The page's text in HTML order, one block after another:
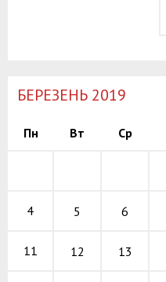
БЕРЕЗЕНЬ 2019
Пн Вт Ср
4 5 6
11 12 13